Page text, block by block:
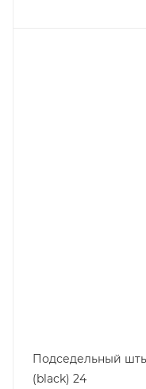
Подседельный
(black) 24